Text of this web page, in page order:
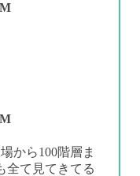
から100階層ま
全て見てきてる